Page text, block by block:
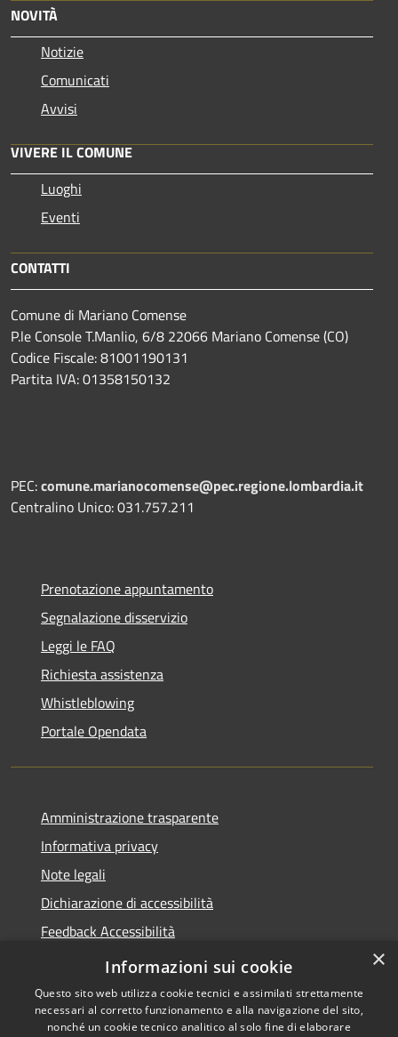
NOVITÀ
Notizie
Comunicati
Avvisi
VIVERE IL COMUNE
Luoghi
Eventi
CONTATTI
Comune di Mariano Comense
P.le Console T.Manlio, 6/8 22066 Mariano Comense (CO)
Codice Fiscale: 81001190131
Partita IVA: 01358150132
PEC:comune.marianocomense@pec.regione.lombardia.it
Centralino Unico: 031.757.211
Prenotazione appuntamento
Segnalazione disservizio
Leggi le FAQ
Richiesta assistenza
Whistleblowing
Portale Opendata
Amministrazione trasparente
Informativa privacy
Note legali
Dichiarazione di accessibilità
Feedback Accessibilità
Fatturare al comune
×
Informazioni sui cookie
Questo sito web utilizza cookie tecnici e assimilati strettamente
necessari al corretto funzionamento e alla navigazione del sito,
nonché un cookie tecnico analitico al solo fine di elaborare